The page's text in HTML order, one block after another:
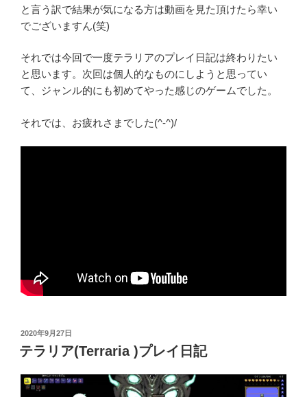
と言う訳で結果が気になる方は動画を見た頂けたら幸い
でございますん(笑)
それでは今回で一度テラリアのプレイ日記は終わりたい
と思います。次回は個人的なものにしようと思ってい
て、ジャンル的にも初めてやった感じのゲームでした。
それでは、お疲れさまでした(^‐^)/
投
稿
日:
2020年9月27日
テラリア(Terraria )プレイ日記